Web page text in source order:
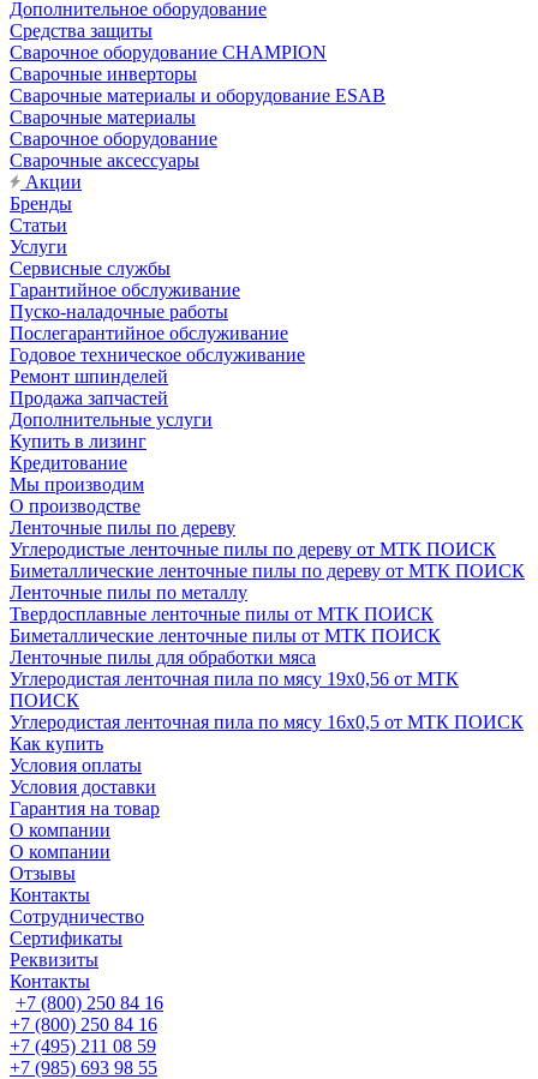
Дополнительное оборудование
Средства защиты
Сварочное оборудование CHAMPION
Сварочные инверторы
Сварочные материалы и оборудование ESAB
Сварочные материалы
Сварочное оборудование
Сварочные аксессуары
Акции
Бренды
Статьи
Услуги
Сервисные службы
Гарантийное обслуживание
Пуско-наладочные работы
Послегарантийное обслуживание
Годовое техническое обслуживание
Ремонт шпинделей
Продажа запчастей
Дополнительные услуги
Купить в лизинг
Кредитование
Мы производим
О производстве
Ленточные пилы по дереву
Углеродистые ленточные пилы по дереву от МТК ПОИСК
Биметаллические ленточные пилы по дереву от МТК ПОИСК
Ленточные пилы по металлу
Твердосплавные ленточные пилы от МТК ПОИСК
Биметаллические ленточные пилы от МТК ПОИСК
Ленточные пилы для обработки мяса
Углеродистая ленточная пила по мясу 19х0,56 от МТК
ПОИСК
Углеродистая ленточная пила по мясу 16х0,5 от МТК ПОИСК
Как купить
Условия оплаты
Условия доставки
Гарантия на товар
О компании
О компании
Отзывы
Контакты
Сотрудничество
Сертификаты
Реквизиты
Контакты
+7 (800) 250 84 16
+7 (800) 250 84 16
+7 (495) 211 08 59
+7 (985) 693 98 55